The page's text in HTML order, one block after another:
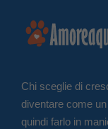
Chi sceglie di
diventare come un
quindi farlo in